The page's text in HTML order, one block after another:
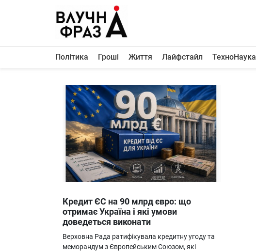
Політика
Життя
Лайфстайл
ТехноНаука
Людина
Корисності
Про нас
Політика Гроші Життя Лайфстайл ТехноНаука
Кредит ЄС на 90 млрд євро: що
отримає Україна і які умови
доведеться виконати
Верховна Рада ратифікувала кредитну угоду та
меморандум з Європейським Союзом, які